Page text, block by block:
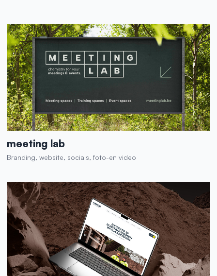
meeting lab
Branding, website, socials, foto-en video